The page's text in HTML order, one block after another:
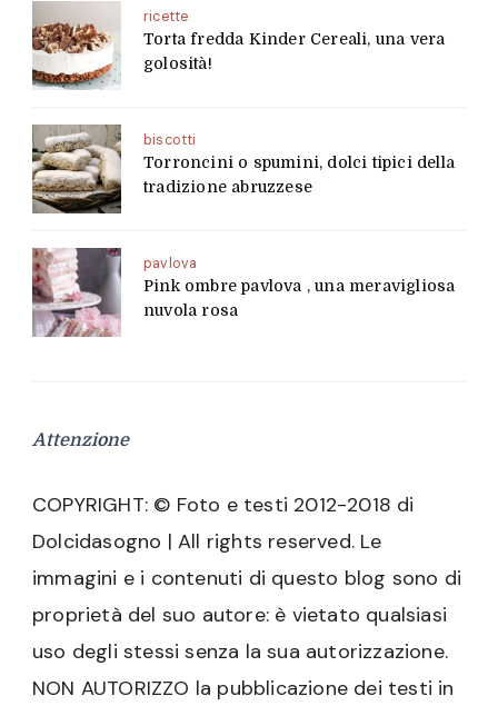
ricette
Torta fredda Kinder Cereali, una vera
golosità!
biscotti
Torroncini o spumini, dolci tipici della
tradizione abruzzese
pavlova
Pink ombre pavlova , una meravigliosa
nuvola rosa
Attenzione
COPYRIGHT: © Foto e testi 2012-2018 di
Dolcidasogno | All rights reserved. Le
immagini e i contenuti di questo blog sono di
proprietà del suo autore: è vietato qualsiasi
uso degli stessi senza la sua autorizzazione.
NON AUTORIZZO la pubblicazione dei testi in